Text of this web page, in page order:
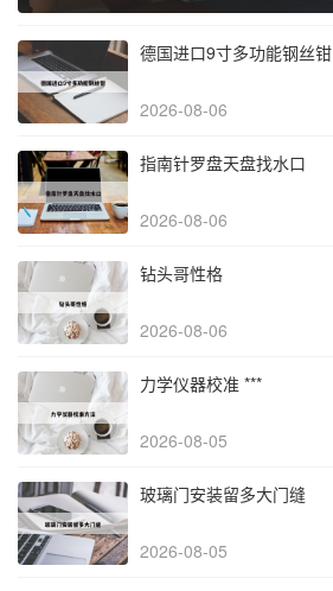
德国进口9寸多功能钢丝钳
2026-08-06
指南针罗盘天盘找水口
2026-08-06
钻头哥性格
2026-08-06
力学仪器校准 ***
2026-08-05
玻璃门安装留多大门缝
2026-08-05